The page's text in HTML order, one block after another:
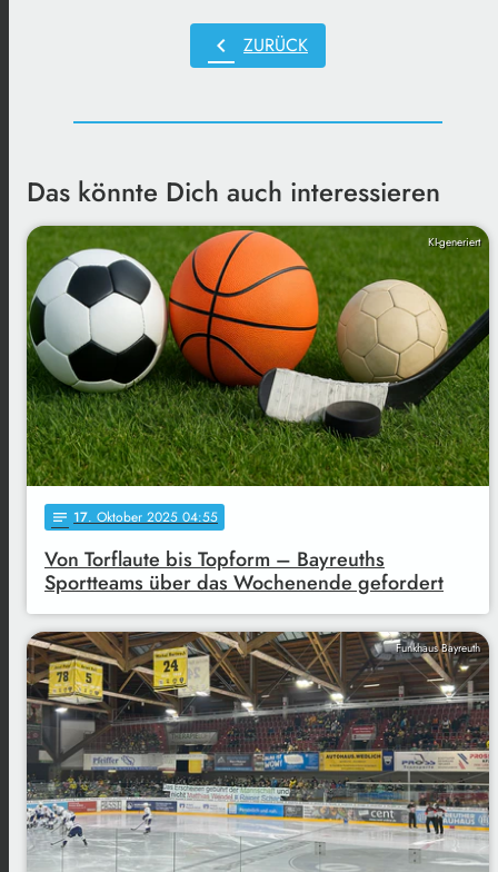
chevron_left ZURÜCK
Das könnte Dich auch interessieren
KI-generiert
notes 17. Oktober 2025 04:55
Von Torflaute bis Topform – Bayreuths
Sportteams über das Wochenende gefordert
Funkhaus Bayreuth